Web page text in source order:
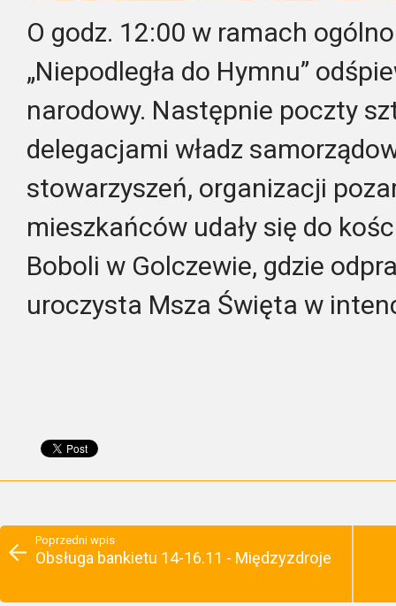
O godz. 12:00 w ramach
„Niepodległa do Hymnu”
narodowy. Następnie poczty
delegacjami władz
stowarzyszeń, organizacji
mieszkańców udały się do
Boboli w Golczewie, gdzie
uroczysta Msza Święta w
Poprzedni wpis
Obsługa bankietu 14-16.11 - Międzyzdroje